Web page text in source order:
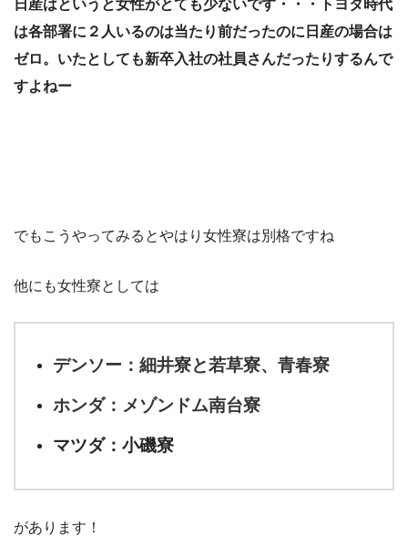
日産はというと女性がとても少ないです・・・トヨタ時代
は各部署に２人いるのは当たり前だったのに日産の場合は
ゼロ。いたとしても新卒入社の社員さんだったりするんで
すよねー
でもこうやってみるとやはり女性寮は別格ですね
他にも女性寮としては
デンソー：細井寮と若草寮、青春寮
ホンダ：メゾンドム南台寮
マツダ：小磯寮
があります！